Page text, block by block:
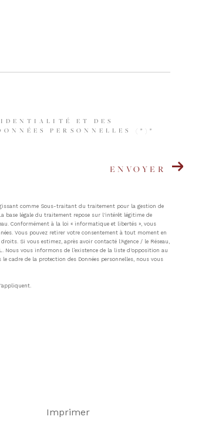
ET DES
PERSONNELLES (*)*
ENVOYER
comme Sous-traitant du traitement pour la gestion de
base légale du traitement repose sur l'intérêt légitime de
Conformément à la loi « informatique et libertés », vous
Vous pouvez retirer votre consentement à tout moment en
Si vous estimez, après avoir contacté l'Agence / le Réseau,
Nous vous informons de l’existence de la liste d'opposition au
le cadre de la protection des Données personnelles, nous vous
Imprimer